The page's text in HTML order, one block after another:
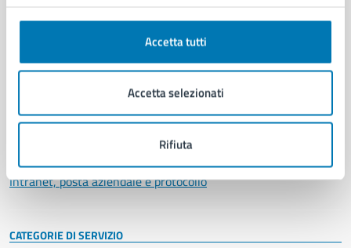
Accetta tutti
Accetta selezionati
Rifiuta
Municipalità
Politici
Documenti e dati
Intranet, posta aziendale e protocollo
CATEGORIE DI SERVIZIO